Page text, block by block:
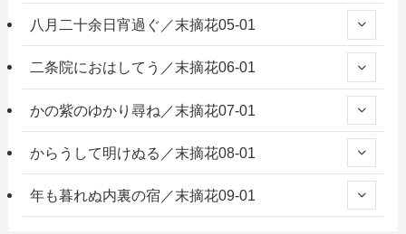
八月二十余日宵過ぐ／末摘花05-01
二条院におはしてう／末摘花06-01
かの紫のゆかり尋ね／末摘花07-01
からうして明けぬる／末摘花08-01
年も暮れぬ内裏の宿／末摘花09-01